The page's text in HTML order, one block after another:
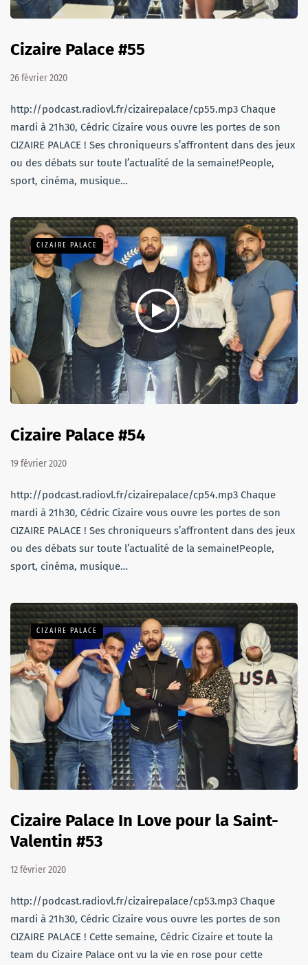
Cizaire Palace #55
26 février 2020
http://podcast.radiovl.fr/cizairepalace/cp55.mp3 Chaque
mardi à 21h30, Cédric Cizaire vous ouvre les portes de son
CIZAIRE PALACE ! Ses chroniqueurs s’affrontent dans des jeux
ou des débats sur toute l’actualité de la semaine!People,
sport, cinéma, musique…
CIZAIRE PALACE
Cizaire Palace #54
19 février 2020
http://podcast.radiovl.fr/cizairepalace/cp54.mp3 Chaque
mardi à 21h30, Cédric Cizaire vous ouvre les portes de son
CIZAIRE PALACE ! Ses chroniqueurs s’affrontent dans des jeux
ou des débats sur toute l’actualité de la semaine!People,
sport, cinéma, musique…
CIZAIRE PALACE
Cizaire Palace In Love pour la Saint-
Valentin #53
12 février 2020
http://podcast.radiovl.fr/cizairepalace/cp53.mp3 Chaque
mardi à 21h30, Cédric Cizaire vous ouvre les portes de son
CIZAIRE PALACE ! Cette semaine, Cédric Cizaire et toute la
team du Cizaire Palace ont vu la vie en rose pour cette